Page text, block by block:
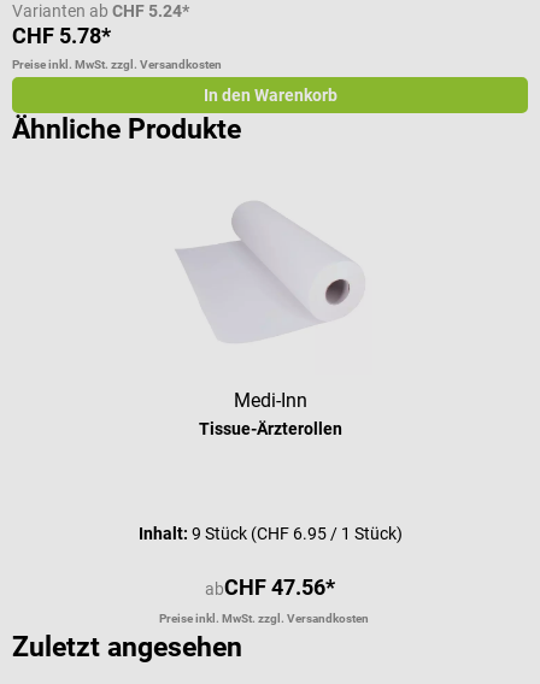
Varianten ab CHF 5.24*
CHF 5.78*
Preise inkl. MwSt. zzgl. Versandkosten
In den Warenkorb
Ähnliche Produkte
Medi-Inn
Tissue-Ärzterollen
Inhalt: 9 Stück (CHF 6.95 / 1 Stück)
abCHF 47.56*
Preise inkl. MwSt. zzgl. Versandkosten
Zuletzt angesehen